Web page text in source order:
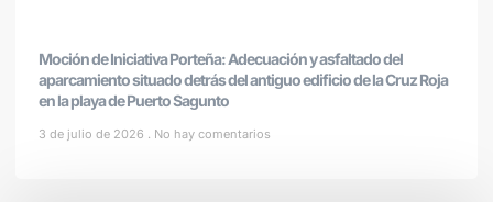
Moción de Iniciativa Porteña: Adecuación y asfaltado del
aparcamiento situado detrás del antiguo edificio de la Cruz Roja
en la playa de Puerto Sagunto
3 de julio de 2026 No hay comentarios